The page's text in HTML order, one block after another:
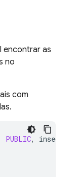
encontrar as
no
com
PUBLIC,